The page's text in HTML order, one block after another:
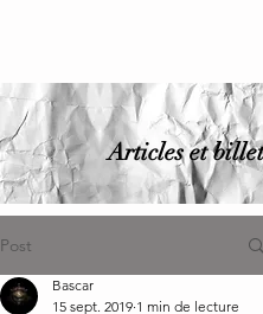
Articles et
Post
Bascar
15 sept. 2019 1 min de lecture